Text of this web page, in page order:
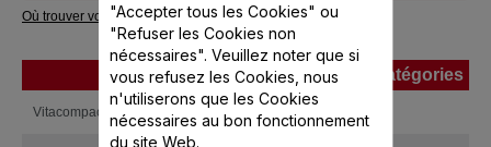
Où trouver votre référence ?
Produits Références
Catégories
Produits
Références
Vitacompact FP416141
"Accepter tous les Cookies" ou
"Refuser les Cookies non
nécessaires". Veuillez noter que si
vous refusez les Cookies, nous
n'utiliserons que les Cookies
nécessaires au bon fonctionnement
du site Web.